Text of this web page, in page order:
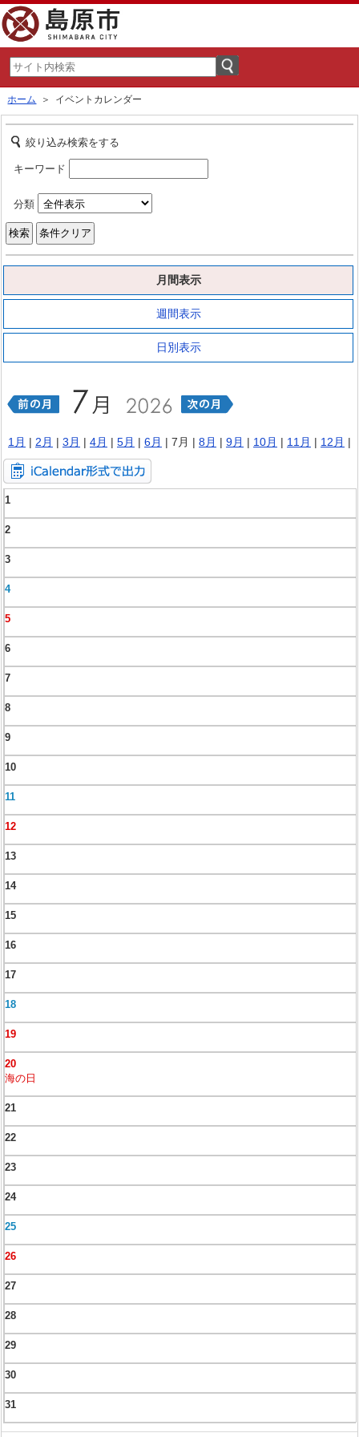
ホーム ＞ イベントカレンダー
絞り込み検索をする
キーワード
分類
月間表示
週間表示
日別表示
1月 | 2月 | 3月 | 4月 | 5月 | 6月 | 7月 | 8月 | 9月 | 10月 | 11月 | 12月 |
1
2
3
4
5
6
7
8
9
10
11
12
13
14
15
16
17
18
19
20
海の日
21
22
23
24
25
26
27
28
29
30
31